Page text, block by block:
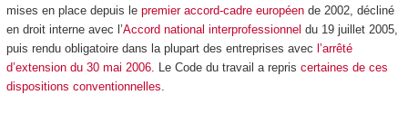
mises en place depuis le premier accord-cadre européende 2002, décliné
en droit interne avec l’Accord national interprofessionnel du 19 juillet 2005,
puis rendu obligatoire dans la plupart des entreprises avec l’arrêté
d’extension du 30 mai 2006. Le Code du travail a repris certaines de ces
dispositions conventionnelles.